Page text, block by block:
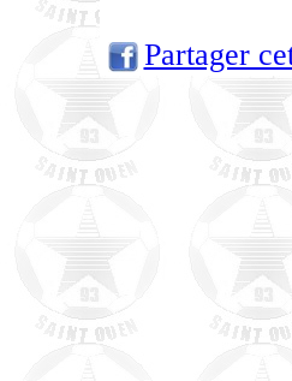
Partager